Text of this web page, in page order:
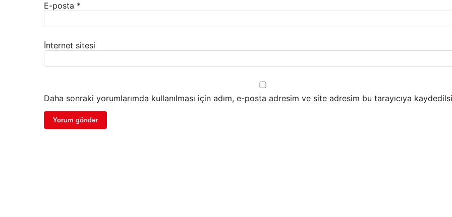
E-posta *
İnternet sitesi
Daha sonraki yorumlarımda kullanılması için adım, e-posta adresim ve site adresim bu tarayıcıya